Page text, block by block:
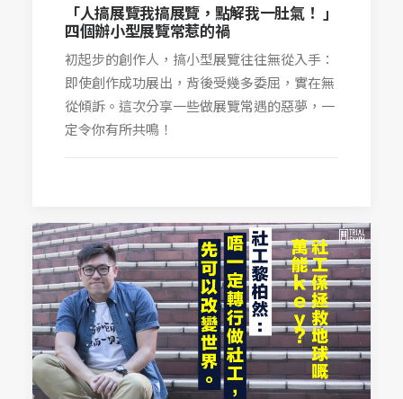
「人搞展覽我搞展覽，點解我一肚氣！ 」
四個辦小型展覽常惹的禍
初起步的創作人，搞小型展覽往往無從入手：
即使創作成功展出，背後受幾多委屈，實在無
從傾訴。這次分享一些做展覽常遇的惡夢，一
定令你有所共鳴！